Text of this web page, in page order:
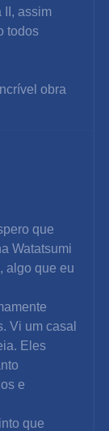
II, assim
todos
obra
que
Watatsumi
algo que eu
Vi um casal
Eles
e
que